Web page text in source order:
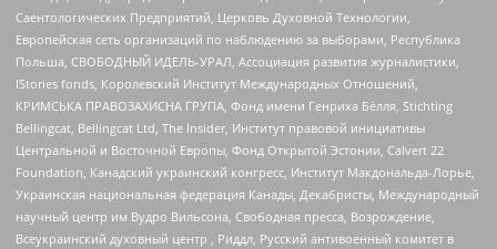
Саентологических Предприятий, Церковь Духовной Технологии,
Европейская сеть организаций по наблюдению за выборами, Республика
Польша, СВОБОДНЫЙ ИДЕЛЬ-УРАЛ, Ассоциация развития журналистики,
IStories fonds, Королевский Институт Международных Отношений,
КРИМСЬКА ПРАВОЗАХИСНА ГРУПА, Фонд имени Генриха Бёлля, Stichting
Bellingcat, Bellingcat Ltd, The Insider, Институт правовой инициативы
Центральной и Восточной Европы, Фонд Открытой Эстонии, Calvert 22
Foundation, Канадский украинский конгресс, Институт Макдональда-Лорье,
Украинская национальная федерация Канады, Декабристы, Международный
научный центр им Вудро Вильсона, Свободная пресса, Возрождение,
Всеукраинский духовный центр , Риддл, Русский антивоенный комитет в